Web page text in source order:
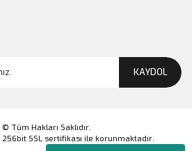
KAYDOL
© Tüm Hakları Saklıdır.
SSL sertifikası ile korunmaktadır.